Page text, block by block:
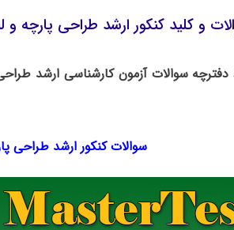
و کلید کنکور ارشد طراحی پارچه و
دفترچه سوالات آزمون کارشناسی ارشد
سوالات کنکور ارشد طراحی